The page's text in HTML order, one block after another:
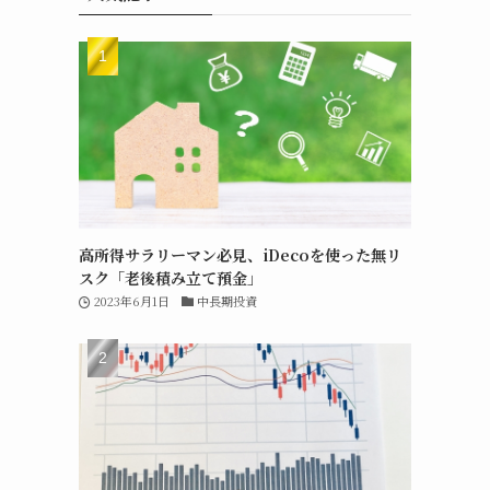
高所得サラリーマン必見、iDecoを使った無リ
スク「老後積み立て預金」
2023年6月1日 中長期投資